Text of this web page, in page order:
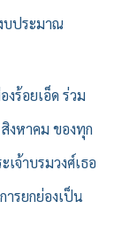
บประมาณ
ร้อยเอ็ด ร่วม
งหาคม ของทุก
จ้าบรมวงศ์เธอ
ารยกย่องเป็น